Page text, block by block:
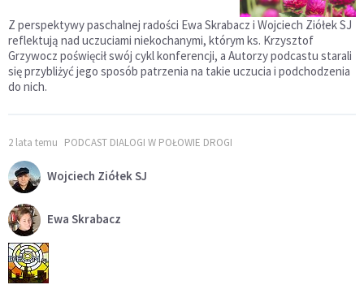
Z perspektywy paschalnej radości Ewa Skrabacz i Wojciech Ziółek SJ
reflektują nad uczuciami niekochanymi, którym ks. Krzysztof
Grzywocz poświęcił swój cykl konferencji, a Autorzy podcastu starali
się przybliżyć jego sposób patrzenia na takie uczucia i podchodzenia
do nich.
2 lata temu PODCAST DIALOGI W POŁOWIE DROGI
Wojciech Ziółek SJ
Ewa Skrabacz